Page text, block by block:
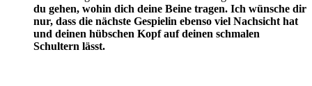
du gehen, wohin dich deine Beine tragen. Ich wünsche dir
nur, dass die nächste Gespielin ebenso viel Nachsicht hat
und deinen hübschen Kopf auf deinen schmalen
Schultern lässt.